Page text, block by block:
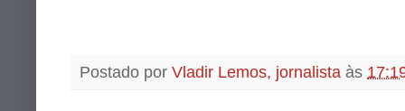
Postado por Vladir Lemos, jornalista às